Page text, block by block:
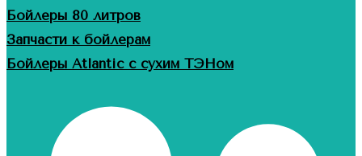
Бойлеры 80 литров
Запчасти к бойлерам
Бойлеры Atlantic с сухим ТЭНом